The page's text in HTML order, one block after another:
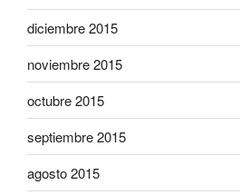
diciembre 2015
noviembre 2015
octubre 2015
septiembre 2015
agosto 2015